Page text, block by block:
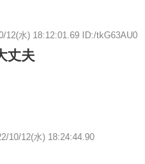
12(水) 18:12:01.69 ID:/tkG63AU0
丈夫
10/12(水) 18:24:44.90